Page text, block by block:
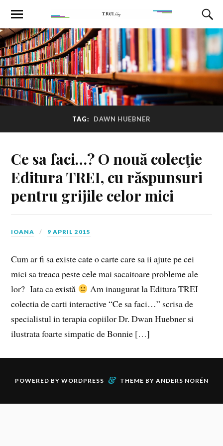
TAG: DAWN HUEBNER
Ce sa faci…? O nouă colecţie
Editura TREI, cu răspunsuri
pentru grijile celor mici
IOANA 9 APRIL 2015
Cum ar fi sa existe cate o carte care sa ii ajute pe cei
mici sa treaca peste cele mai sacaitoare probleme ale
lor? Iata ca există
Am inaugurat la Editura TREI
colectia de carti interactive “Ce sa faci…” scrisa de
specialistul in terapia copiilor Dr. Dwan Huebner si
ilustrata foarte simpatic de Bonnie […]
POWERED BY WORDPRESS & THEME BY ANDERS NORÉN